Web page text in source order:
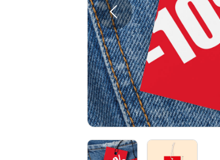
Volgende